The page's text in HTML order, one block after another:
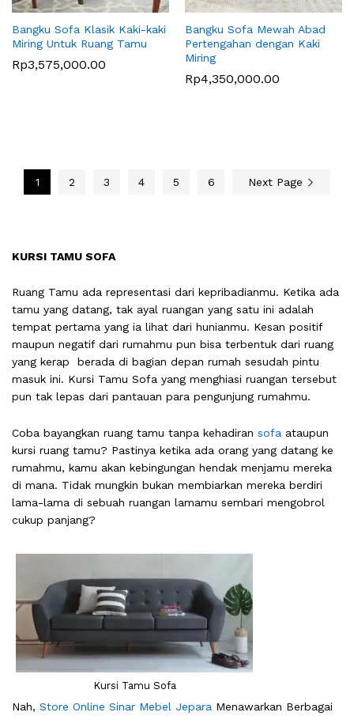
Bangku Sofa Klasik Kaki-kaki
Miring Untuk Ruang Tamu
Rp3,575,000.00
Bangku Sofa Mewah Abad
Pertengahan dengan Kaki
Miring
Rp4,350,000.00
1 2 3 4 5 6 Next Page
KURSI TAMU SOFA
Ruang Tamu ada representasi dari kepribadianmu. Ketika ada
tamu yang datang, tak ayal ruangan yang satu ini adalah
tempat pertama yang ia lihat dari hunianmu. Kesan positif
maupun negatif dari rumahmu pun bisa terbentuk dari ruang
yang kerap berada di bagian depan rumah sesudah pintu
masuk ini. Kursi Tamu Sofa yang menghiasi ruangan tersebut
pun tak lepas dari pantauan para pengunjung rumahmu.
Coba bayangkan ruang tamu tanpa kehadiran sofa ataupun
kursi ruang tamu? Pastinya ketika ada orang yang datang ke
rumahmu, kamu akan kebingungan hendak menjamu mereka
di mana. Tidak mungkin bukan membiarkan mereka berdiri
lama-lama di sebuah ruangan lamamu sembari mengobrol
cukup panjang?
Kursi Tamu Sofa
Nah, Store Online Sinar Mebel Jepara Menawarkan Berbagai